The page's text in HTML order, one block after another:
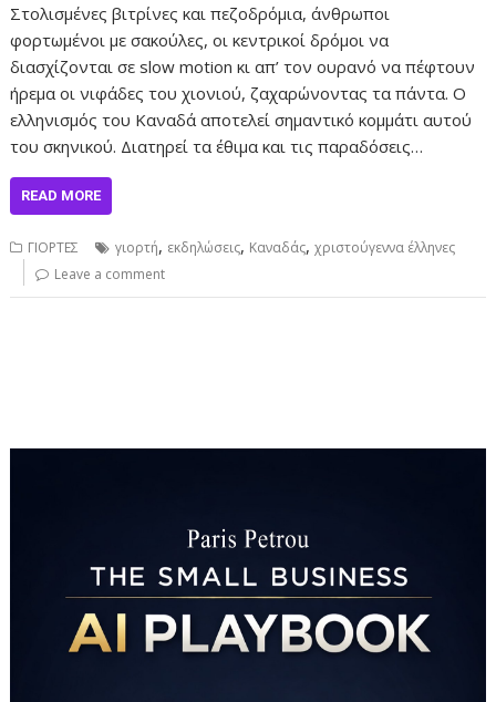
Στολισμένες βιτρίνες και πεζοδρόμια, άνθρωποι
φορτωμένοι με σακούλες, οι κεντρικοί δρόμοι να
διασχίζονται σε slow motion κι απ’ τον ουρανό να πέφτουν
ήρεμα οι νιφάδες του χιονιού, ζαχαρώνοντας τα πάντα. Ο
ελληνισμός του Καναδά αποτελεί σημαντικό κομμάτι αυτού
του σκηνικού. Διατηρεί τα έθιμα και τις παραδόσεις…
READ MORE
ΓΙΟΡΤΕΣ γιορτή, εκδηλώσεις, Καναδάς,χριστούγεννα έλληνες
Leave a comment